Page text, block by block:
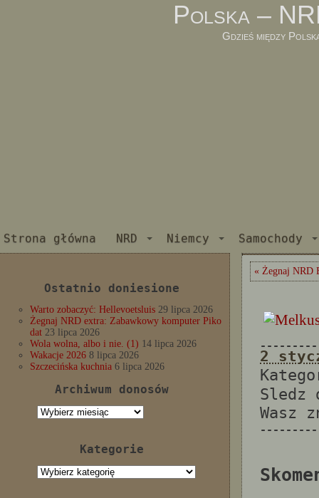
Polska –
Gdzieś między
Strona główna NRD Niemcy Samochody
Ostatnio doniesione
Warto zobaczyć: Hellevoetsluis 29 lipca 2026
Żegnaj NRD extra: Zabawkowy komputer Piko
dat 23 lipca 2026
Wola wolna, albo i nie. (1) 14 lipca 2026
Wakacje 2026 8 lipca 2026
Szczecińska kuchnia 6 lipca 2026
Archiwum donosów
Archiwum
Kategorie
Kategorie
« Żegnaj NRD
2
Sledz
Wasz